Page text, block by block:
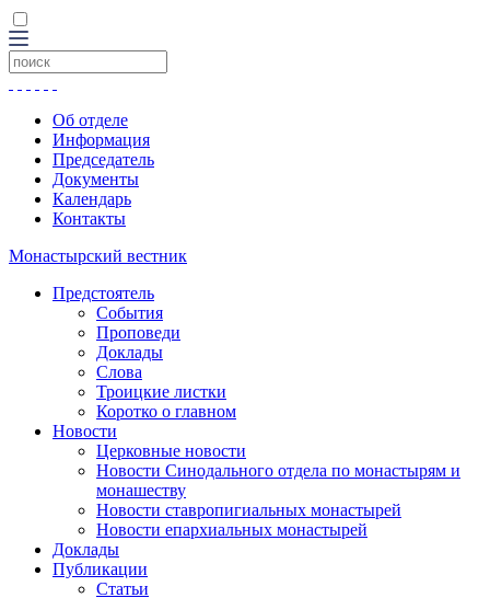
Об отделе
Информация
Председатель
Документы
Календарь
Контакты
Монастырский вестник
Предстоятель
События
Проповеди
Доклады
Слова
Троицкие листки
Коротко о главном
Новости
Церковные новости
Новости Синодального отдела по монастырям и
монашеству
Новости ставропигиальных монастырей
Новости епархиальных монастырей
Доклады
Публикации
Статьи